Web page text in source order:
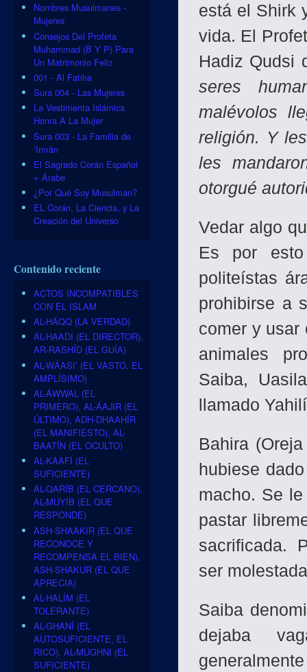
está el Shirk
vida. El
Hadiz Qudsi
seres
malévolos
religión. Y
les
otorgué
Vedar algo
Es por
politeístas
prohibirse a
comer y usar
animales
Saiba,
llamado
Bahira
hubiese
macho. Se
pastar
sacrificada.
ser
Saiba
dejaba
Nombres Musulmanes -
Mujeres
Consejos Del Profeta
Muhammad (B Y P) Para
Un Matrimonio Feliz
001 - Al Fatiha
Sura 004 - Las Mujeres
La Vestimenta Islámica
Honra A La Mujer
Sura 003 - La Familia de
‘Imrân
El Sagrado Corán Español
+ Árabe
¿Por Qué Soy Musulmán?
EL Corán, La Ciencia, y La
Creación del Universo
Contenido reciente
ACTOS INCOMPATIBLES
CON EL ISLAM
AL-HÁQQ (LA VERDAD)
AL-HAADI (EL DIRECTOR),
AR-RASHÍD (EL GUÍA)
AL-WÁASI’ (EL VASTO, EL
AMPLÍSIMO)
AL-ÁWWAL (EL
PRIMERO), AL-ÁAJIR (EL
ÚLTIMO), ADH-DHAAHÍR
(EL MANIFIESTO), AL-
BAATÍN (EL OCULTO)
AL-KAAFÍ (EL
SUFICIENTE)
AL-QARÍB (EL CERCANO),
AL-MUYÍB (EL QUE
RESPONDE)
ASH-SHAAKIR (EL QUE
RECONOCE Y
RECOMPENSA EL BIEN),
ASH-SHAKUR (EL QUE
APRECIA)
AL-HALÍM (EL
TOLERANTE)
AL-GHANÍ (EL
AUTOSUFICIENTE, EL
RICO), AL-MUGHNI (EL
SUFICIENTE)